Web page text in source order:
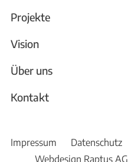
Projekte
Vision
Über uns
Kontakt
Impressum Datenschutz
Webdesign Raptus AG